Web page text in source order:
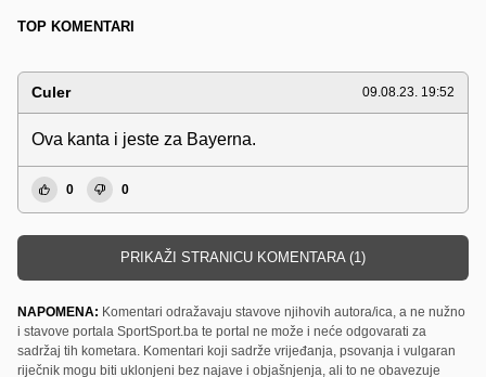
TOP KOMENTARI
Culer 09.08.23. 19:52
Ova kanta i jeste za Bayerna.
0 0
PRIKAŽI STRANICU KOMENTARA (1)
NAPOMENA: Komentari odražavaju stavove njihovih autora/ica, a ne nužno
i stavove portala SportSport.ba te portal ne može i neće odgovarati za
sadržaj tih kometara. Komentari koji sadrže vrijeđanja, psovanja i vulgaran
riječnik mogu biti uklonjeni bez najave i objašnjenja, ali to ne obavezuje